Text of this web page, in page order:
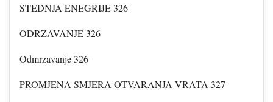
STEDNJA ENEGRIJE 326
ODRZAVANJE 326
Odmrzavanje 326
PROMJENA SMJERA OTVARANJA VRATA 327